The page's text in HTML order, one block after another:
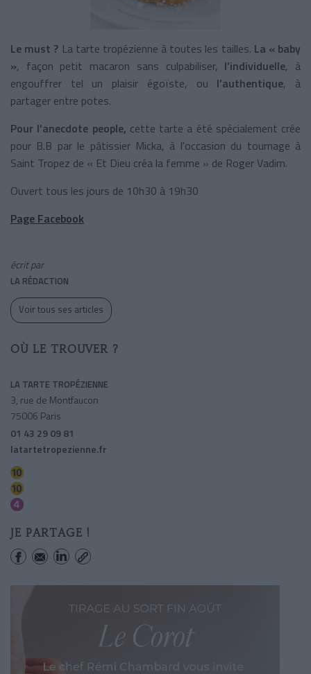
Le must ? La tarte tropézienne à toutes les tailles. La « baby
», façon petit macaron sans culpabiliser, l’individuelle, à
engouffrer tel un plaisir égoïste, ou l’authentique, à
partager entre potes.
Pour l’anecdote people, cette tarte a été spécialement crée
pour B.B par le pâtissier Micka, à l'occasion du tournage à
Saint Tropez de « Et Dieu créa la femme » de Roger Vadim.
Ouvert tous les jours de 10h30 à 19h30
Page Facebook
écrit par
LA RÉDACTION
Voir tous ses articles
OÙ LE TROUVER ?
LA TARTE TROPÉZIENNE
3, rue de Montfaucon
75006 Paris
01 43 29 09 81
latartetropezienne.fr
JE PARTAGE !